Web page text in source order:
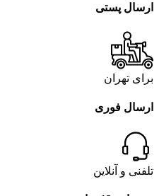
ارسال پستی
برای تهران
ارسال فوری
تلفنی و آنلاین